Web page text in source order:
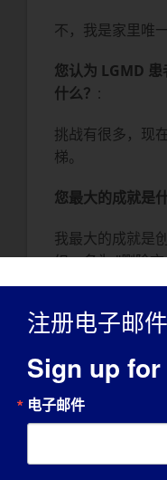
不，我是家里唯
您认为 LGMD
什么？ :
挑战有很多，现
梯。
您最大的成就是
我最大的成就是
织，名为 "删除文
字"（
攻读心理学硕士
这本书对我的影
地应对学校、恶
注册电子邮件
Sign up
电子邮件